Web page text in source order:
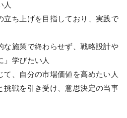
人
立ち上げを目指しており、実践で
な施策で終わらせず、戦略設計や
」学びたい人
て、自分の市場価値を高めたい人
挑戦を引き受け、意思決定の当事